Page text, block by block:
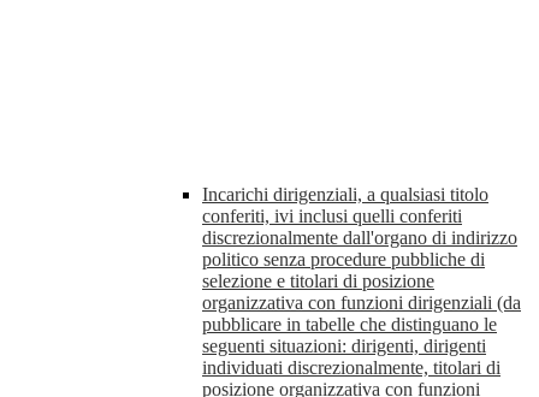
Incarichi dirigenziali, a qualsiasi titolo
conferiti, ivi inclusi quelli conferiti
discrezionalmente dall'organo di indirizzo
politico senza procedure pubbliche di
selezione e titolari di posizione
organizzativa con funzioni dirigenziali (da
pubblicare in tabelle che distinguano le
seguenti situazioni: dirigenti, dirigenti
individuati discrezionalmente, titolari di
posizione organizzativa con funzioni